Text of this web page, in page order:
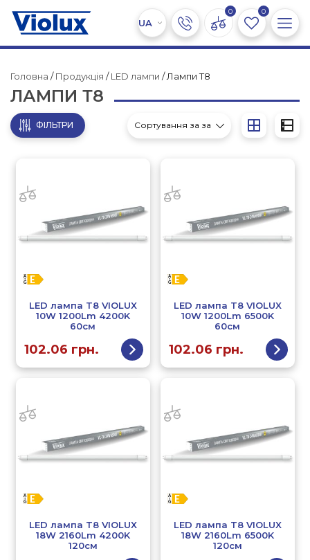
0 0
Головна /Продукція /LED лампи / Лампи Т8
ЛАМПИ Т8
ФІЛЬТРИ
LED лампа T8 VIOLUX
10W 1200Lm 4200K
60см
102.06 грн.
LED лампа T8 VIOLUX
10W 1200Lm 6500K
60см
102.06 грн.
LED лампа T8 VIOLUX
18W 2160Lm 4200K
120см
LED лампа T8 VIOLUX
18W 2160Lm 6500K
120см